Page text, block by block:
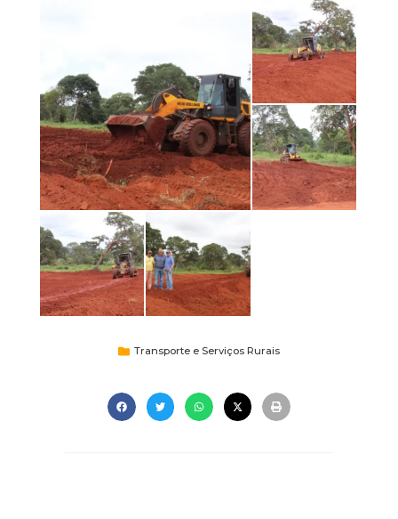
Transporte e Serviços Rurais